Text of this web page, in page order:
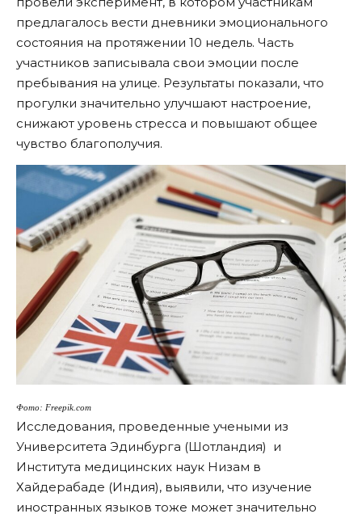
предлагалось вести дневники эмоционального
состояния на протяжении 10 недель. Часть
участников записывала свои эмоции после
пребывания на улице. Результаты показали, что
прогулки значительно улучшают настроение,
снижают уровень стресса и повышают общее
чувство благополучия.
Фото: Freepik.com
Исследования, проведенные учеными из
Университета Эдинбурга (Шотландия) и
Института медицинских наук Низам в
Хайдерабаде (Индия), выявили, что изучение
иностранных языков тоже может значительно